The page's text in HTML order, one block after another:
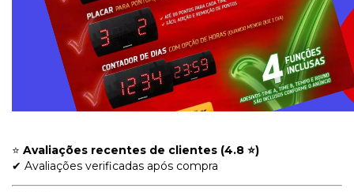
⭐ Avaliações recentes de clientes (4.8 ⭐)
✔ Avaliações verificadas após compra